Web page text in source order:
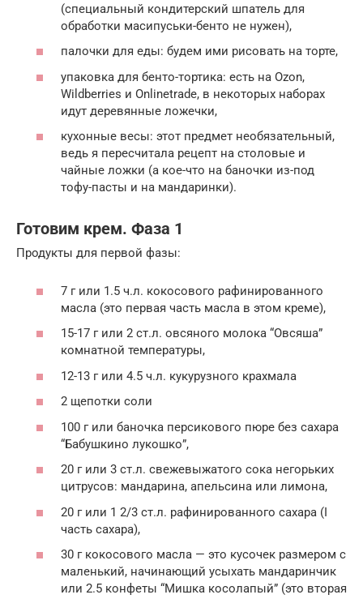
(специальный кондитерский шпатель для
обработки масипуськи-бенто не нужен),
палочки для еды: будем ими рисовать на торте,
упаковка для бенто-тортика: есть на Ozon,
Wildberries и Onlinetrade, в некоторых наборах
идут деревянные ложечки,
кухонные весы: этот предмет необязательный,
ведь я пересчитала рецепт на столовые и
чайные ложки (а кое-что на баночки из-под
тофу-пасты и на мандаринки).
Готовим крем. Фаза 1
Продукты для первой фазы:
7 г или 1.5 ч.л. кокосового рафинированного
масла (это первая часть масла в этом креме),
15-17 г или 2 ст.л. овсяного молока “Овсяша”
комнатной температуры,
12-13 г или 4.5 ч.л. кукурузного крахмала
2 щепотки соли
100 г или баночка персикового пюре без сахара
“Бабушкино лукошко”,
20 г или 3 ст.л. свежевыжатого сока негорьких
цитрусов: мандарина, апельсина или лимона,
20 г или 1 2/3 ст.л. рафинированного сахара (I
часть сахара),
30 г кокосового масла — это кусочек размером с
маленький, начинающий усыхать мандаринчик
или 2.5 конфеты “Мишка косолапый” (это вторая